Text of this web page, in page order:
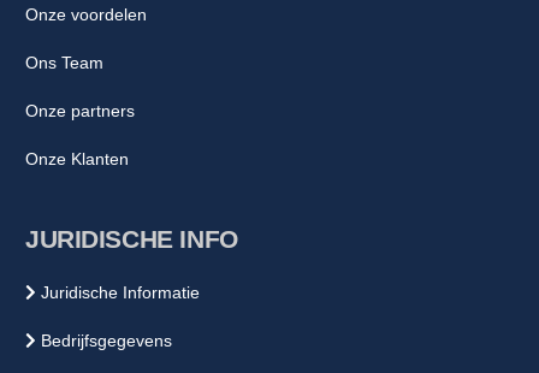
Onze voordelen
Ons Team
Onze partners
Onze Klanten
JURIDISCHE INFO
Juridische Informatie
Bedrijfsgegevens